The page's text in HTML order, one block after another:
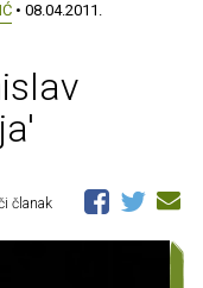
• 08.04.2011.
članak